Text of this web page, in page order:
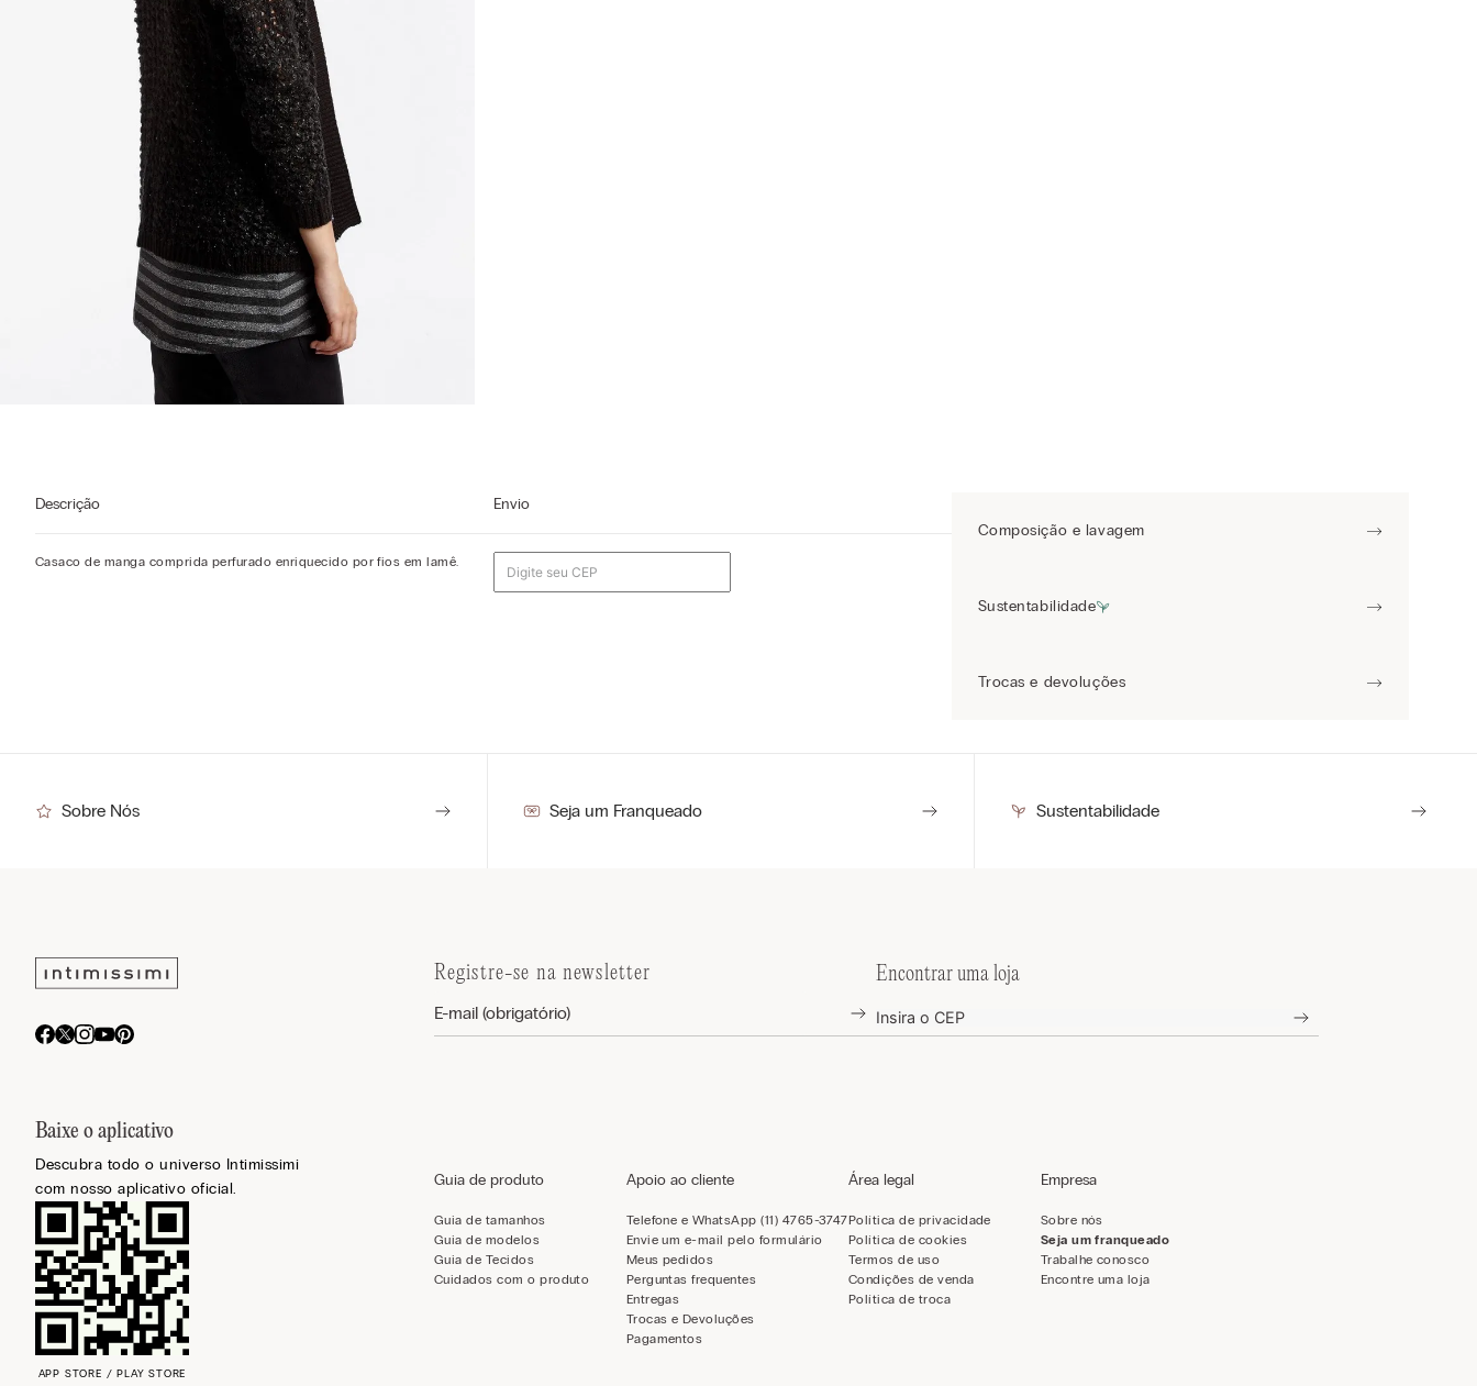
Descrição
Casaco de manga comprida perfurado enriquecido por fios em lamê.
Envio
Composição e lavagem
Sustentabilidade
Trocas e devoluções
Sobre Nós Seja um Franqueado Sustentabilidade
Baixe o aplicativo
Descubra todo o universo Intimissimi
com nosso aplicativo oficial.
APP STORE / PLAY STORE
Registre-se na newsletter Encontrar uma loja
Guia de produto
Guia de tamanhos
Guia de modelos
Guia de Tecidos
Cuidados com o produto
Apoio ao cliente
Telefone e WhatsApp (11) 4765-3747
Envie um e-mail pelo formulário
Meus pedidos
Perguntas frequentes
Entregas
Trocas e Devoluções
Pagamentos
Área legal
Política de privacidade
Política de cookies
Termos de uso
Condições de venda
Política de troca
Empresa
Sobre nós
Seja um franqueado
Trabalhe conosco
Encontre uma loja